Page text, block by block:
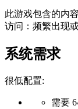
此游戏包含的内
访问：频繁出现
系统需求
很低配置:
需要